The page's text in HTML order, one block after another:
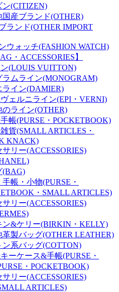
ン(CITIZEN)
国産ブランド(OTHER)
ランド(OTHER IMPORT
ウォッチ(FASHION WATCH)
・ACCESSORIES】
(LOUIS VUITTON)
ラムライン(MONOGRAM)
ライン(DAMIER)
ェルニライン(EPI・VERNI)
のライン(OTHER)
帳(PURSE・POCKETBOOK)
貨(SMALL ARTICLES・
KNACK)
サリー(ACCESSORIES)
(BAG)
帳・小物(PURSE・
・SMALL ARTICLES)
サリー(ACCESSORIES)
ン&ケリー(BIRKIN・KELLY)
革製バッグ(OTHER LEATHER)
ン系バッグ(COTTON)
ーケース&手帳(PURSE・
・POCKETBOOK)
サリー(ACCESSORIES)
ARTICLES)